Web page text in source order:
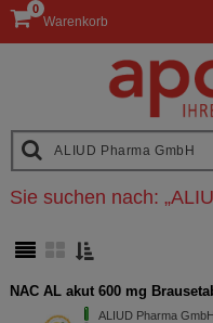
Warenkorb
0
Sie suchen nach: „
NAC AL akut 600 mg
ALIUD Pharma GmbH